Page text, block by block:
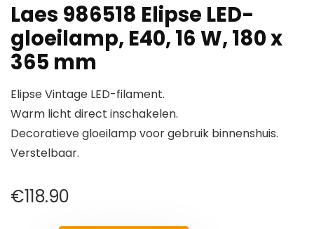
Laes 986518 Elipse LED-
gloeilamp, E40, 16 W, 180 x
365 mm
Elipse Vintage LED-filament.
Warm licht direct inschakelen.
Decoratieve gloeilamp voor gebruik binnenshuis.
Verstelbaar.
€118.90